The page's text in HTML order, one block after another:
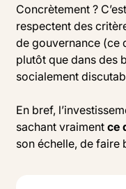
Concrètement ?
respectent des
de gouvernance (ce
plutôt que dans des
socialement
En bref,
sachant vraiment ce
son échelle, de faire